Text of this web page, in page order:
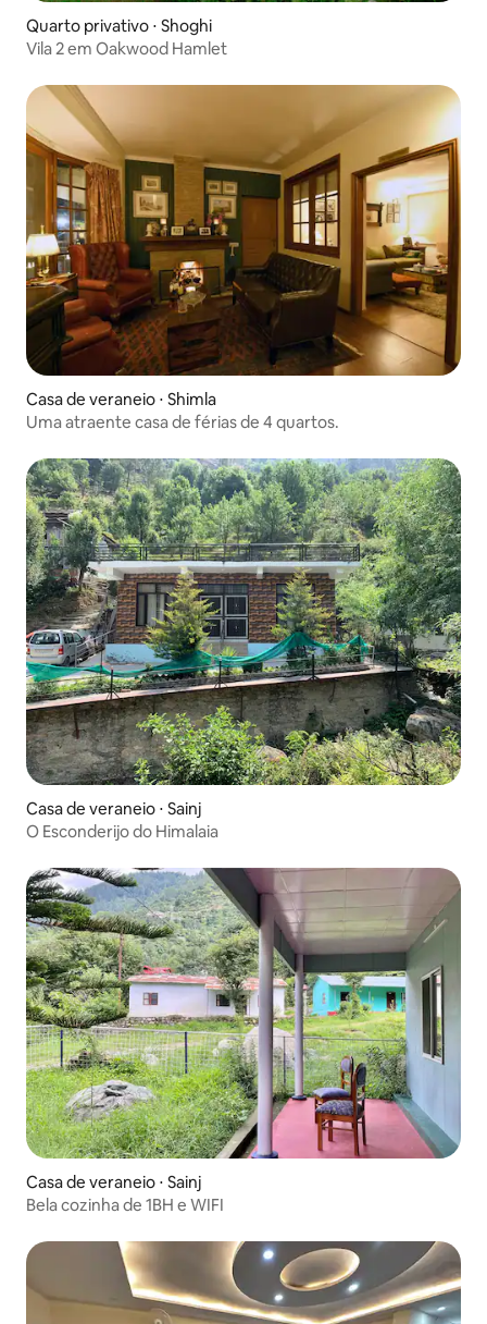
Quarto privativo ⋅ Shoghi
Vila 2 em Oakwood Hamlet
Casa de veraneio ⋅ Shimla
Uma atraente casa de férias de 4 quartos.
Casa de veraneio ⋅ Sainj
O Esconderijo do Himalaia
Casa de veraneio ⋅ Sainj
Bela cozinha de 1BH e WIFI